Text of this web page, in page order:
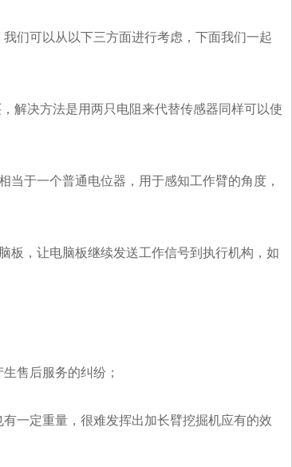
们可以从以下三方面进行考虑，下面我们一起
解决方法是用两只电阻来代替传感器同样可以使
于一个普通电位器，用于感知工作臂的角度，
板，让电脑板继续发送工作信号到执行机构，如
售后服务的纠纷；
一定重量，很难发挥出加长臂挖掘机应有的效